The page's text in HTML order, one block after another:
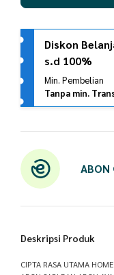
Diskon
s.d 100%
Min. Pembelian
Tanpa min.
ABON
Deskripsi Produk
CIPTA RASA UTAMA